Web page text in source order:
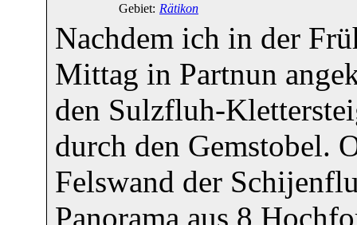
Gebiet: Rätikon
Nachdem ich in der
Mittag in Partnun
den Sulzfluh-
durch den Gemstobel.
Felswand der
Panorama aus 8